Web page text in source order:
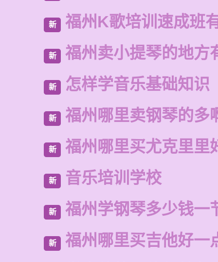
新 福州K歌培训速成班
新 福州卖小提琴的地方
新 怎样学音乐基础知识
新 福州哪里卖钢琴的多
新 福州哪里买尤克里里
新 音乐培训学校
新 福州学钢琴多少钱一
新 福州哪里买吉他好一